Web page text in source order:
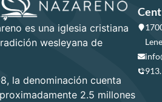
es una iglesia cristiana
wesleyana de
la denominación cuenta
2.5 millones